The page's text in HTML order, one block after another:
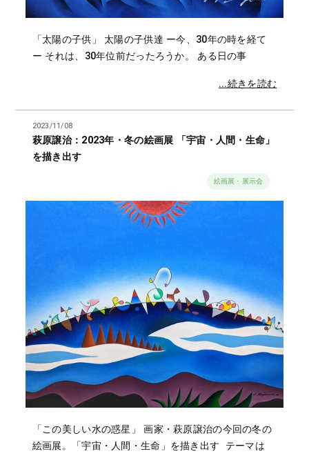
「太陽の子供」 太陽の子供達 ー今、30年の時を経て
ー それは、30年位前だったろうか。 ある日の事
...続きを読む
2023/11/08
萩原譲治：2023年・冬の絵画展 「宇宙・人間・生命」
を描き出す
絵画展・展示会
「この美しい水の惑星」 画家・萩原譲治の今回の冬の
絵画展。「宇宙・人間・生命」を描き出す テーマは